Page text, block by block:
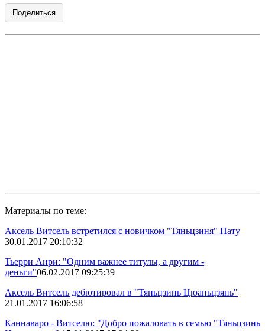
Поделиться
Материалы по теме:
Аксель Витсель встретился с новичком "Тяньцзиня" Пату
30.01.2017 20:10:32
Тьерри Анри: "Одним важнее титулы, а другим -
деньги"06.02.2017 09:25:39
Аксель Витсель дебютировал в "Тяньцзинь Цюаньцзянь"
21.01.2017 16:06:58
Каннаваро - Витселю: "Добро пожаловать в семью "Тяньцзинь